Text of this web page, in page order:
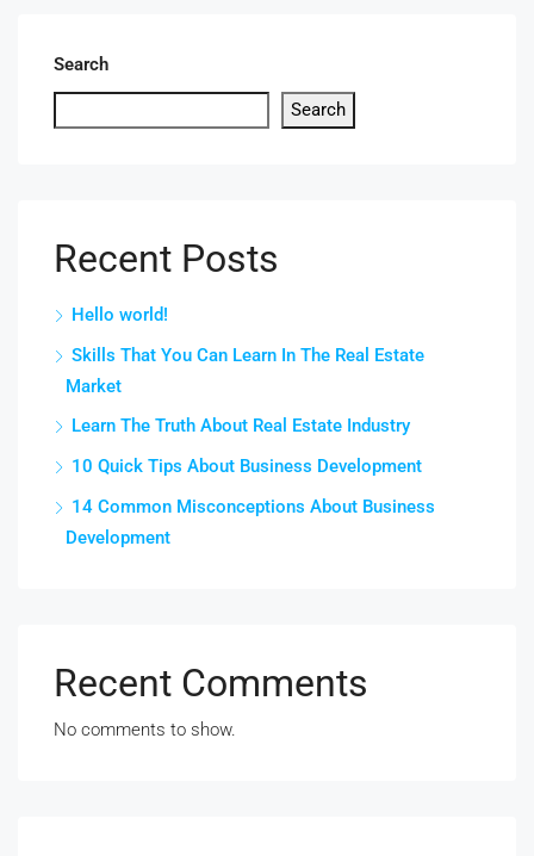
Search
Search
Recent Posts
Hello world!
Skills That You Can Learn In The Real Estate
Market
Learn The Truth About Real Estate Industry
10 Quick Tips About Business Development
14 Common Misconceptions About Business
Development
Recent Comments
No comments to show.